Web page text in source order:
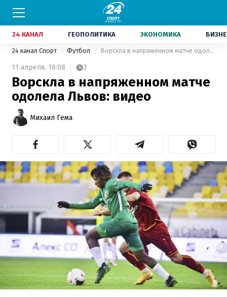
24 КАНАЛ ГЕОПОЛИТИКА ЭКОНОМИКА
24 канал Спорт Футбол Ворскла в напряженном матче одолела Львов: видео
11 апреля, 16:08 3
Ворскла в напряженном матче
одолела Львов: видео
Михаил Гема